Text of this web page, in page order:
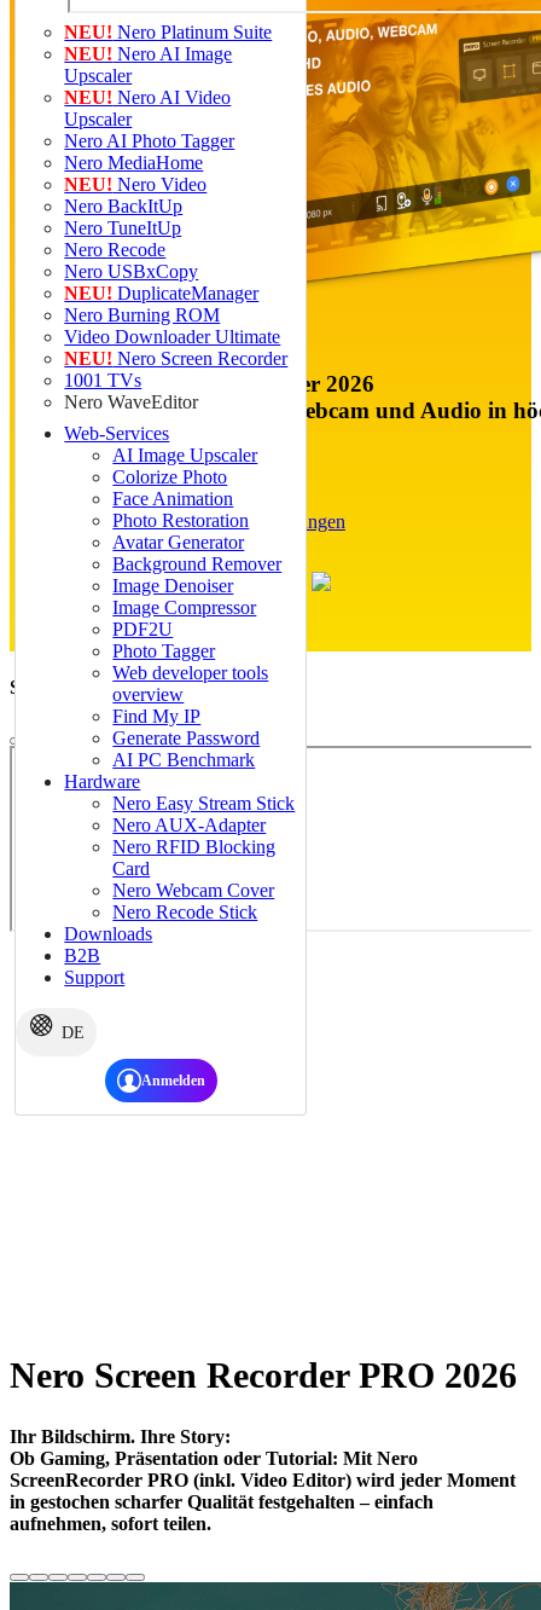
NEU! Nero Platinum Suite
NEU! Nero AI Image
Upscaler
NEU! Nero AI Video
Upscaler
Nero AI Photo Tagger
Nero MediaHome
NEU! Nero Video
Nero BackItUp
Nero TuneItUp
Nero Recode
Nero USBxCopy
NEU! DuplicateManager
Nero Burning ROM
Video Downloader Ultimate
NEU! Nero Screen Recorder
1001 TVs
Nero WaveEditor
Web-Services
AI Image Upscaler
Colorize Photo
Face Animation
Photo Restoration
Avatar Generator
Background Remover
Image Denoiser
Image Compressor
PDF2U
Photo Tagger
Web developer tools
overview
Find My IP
Generate Password
AI PC Benchmark
Hardware
Nero Easy Stream Stick
Nero AUX-Adapter
Nero RFID Blocking
Card
Nero Webcam Cover
Nero Recode Stick
Downloads
B2B
Support
DE
NEU: Nero Screen Recorder 2026
Nehmen Sie Bildschirm, Webcam und Audio in
€ 24,95 € 29,95
Jetzt kaufen »
Windows 11, 10 |Systemanforderungen
Systemanforderungen
Nero Screen Recorder PRO 2026
Ihr Bildschirm. Ihre Story:
Ob Gaming, Präsentation oder Tutorial: Mit Nero
ScreenRecorder PRO (inkl. Video Editor) wird jeder Moment
in gestochen scharfer Qualität festgehalten – einfach
aufnehmen, sofort teilen.